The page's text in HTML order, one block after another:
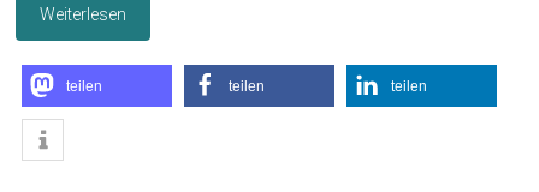
Weiterlesen
teilen teilen teilen